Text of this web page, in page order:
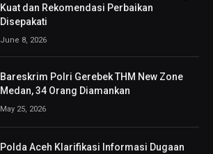
Kuat dan Rekomendasi Perbaikan
Disepakati
June 8, 2026
Bareskrim Polri Gerebek THM New Zone
Medan, 34 Orang Diamankan
May 25, 2026
Polda Aceh Klarifikasi Informasi Dugaan